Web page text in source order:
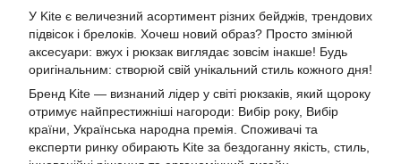
У Kite є величезний асортимент різних бейджів, трендових
підвісок і брелоків. Хочеш новий образ? Просто змінюй
аксесуари: вжух і рюкзак виглядає зовсім інакше! Будь
оригінальним: створюй свій унікальний стиль кожного дня!
Бренд Kite — визнаний лідер у світі рюкзаків, який щороку
отримує найпрестижніші нагороди: Вибір року, Вибір
країни, Українська народна премія. Споживачі та
експерти ринку обирають Kite за бездоганну якість, стиль,